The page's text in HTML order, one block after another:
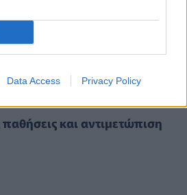
Data Access Privacy Policy
και αντιμετώπιση